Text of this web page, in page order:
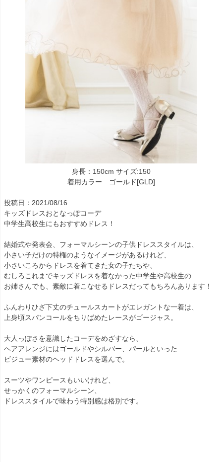
身長：150cm サイズ:150
着用カラー ゴールド[GLD]
投稿日：2021/08/16
キッズドレスおとなっぽコーデ
中学生高校生にもおすすめドレス！
結婚式や発表会、フォーマルシーンの子供ドレススタイルは、
小さい子だけの特権のようなイメージがあるけれど、
小さいころからドレスを着てきた女の子たちや、
むしろこれまでキッズドレスを着なかった中学生や高校生の
お姉さんでも、素敵に着こなせるドレスだってもちろんあります！
ふんわりひざ下丈のチュールスカートがエレガントな一着は、
上身頃スパンコールをちりばめたレースがゴージャス。
大人っぽさを意識したコーデをめざすなら、
ヘアアレンジにはゴールドやシルバー、パールといった
ビジュー素材のヘッドドレスを選んで。
スーツやワンピースもいいけれど、
せっかくのフォーマルシーン、
ドレススタイルで味わう特別感は格別です。